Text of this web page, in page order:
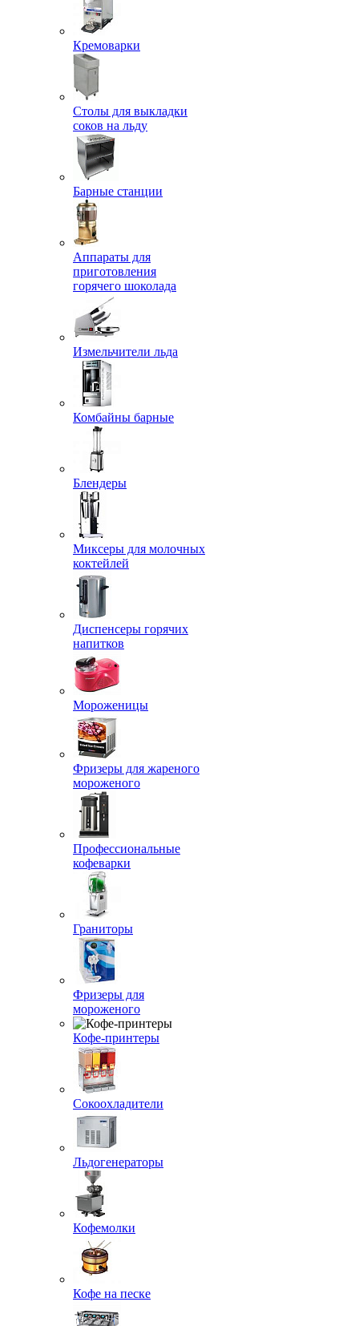
Кремоварки
Столы для выкладки
соков на льду
Барные станции
Аппараты для
приготовления
горячего шоколада
Измельчители льда
Комбайны барные
Блендеры
Миксеры для молочных
коктейлей
Диспенсеры горячих
напитков
Мороженицы
Фризеры для жареного
мороженого
Профессиональные
кофеварки
Граниторы
Фризеры для
мороженого
Кофе-принтеры
Сокоохладители
Льдогенераторы
Кофемолки
Кофе на песке